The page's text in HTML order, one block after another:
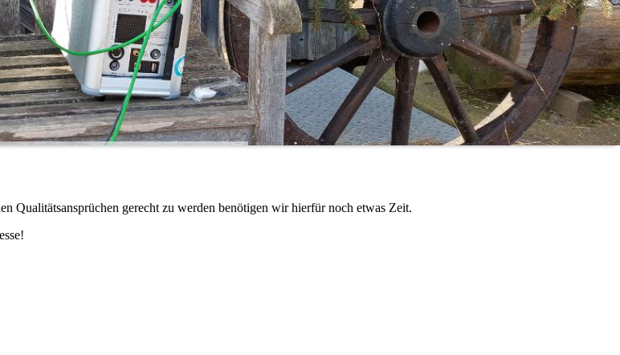
Qualitätsansprüchen gerecht zu werden benötigen wir hierfür noch etwas Zeit.